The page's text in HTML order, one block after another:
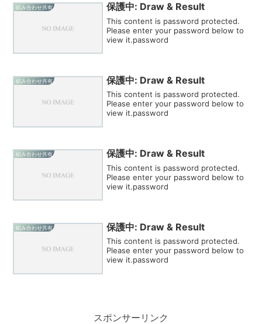
組み合わせ共有 保護中: Draw & Result
This content is password protected.
Please enter your password below to
view it.password
組み合わせ共有 保護中: Draw & Result
This content is password protected.
Please enter your password below to
view it.password
組み合わせ共有 保護中: Draw & Result
This content is password protected.
Please enter your password below to
view it.password
組み合わせ共有 保護中: Draw & Result
This content is password protected.
Please enter your password below to
view it.password
スポンサーリンク